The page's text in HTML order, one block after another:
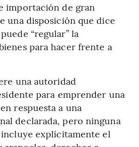
importación de gran
una disposición que dice
“regular” la
para hacer frente a
una autoridad
para emprender una
respuesta a una
declarada, pero ninguna
incluye explícitamente el